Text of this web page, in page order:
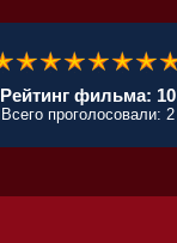
Рейтинг фильма: 10
Всего проголосовали: 2